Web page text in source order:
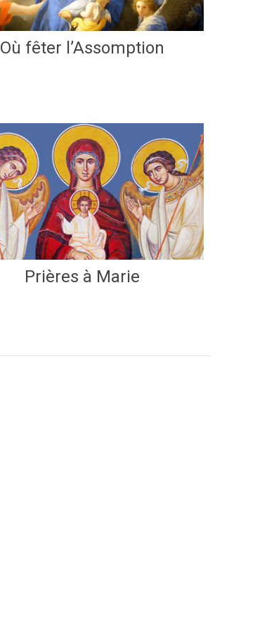
Où fêter l’Assomption
Prières à Marie